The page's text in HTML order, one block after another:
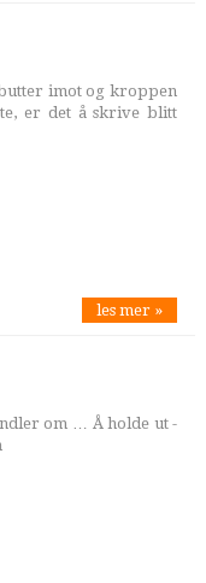
imot og kroppen
er det å skrive blitt
les mer »
om … Å holde ut -